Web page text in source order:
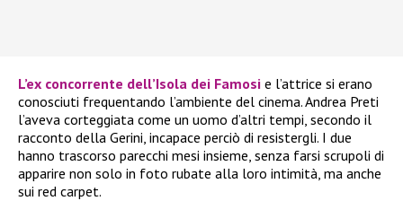
L’ex concorrente dell’Isola dei Famosi e l’attrice si erano
conosciuti frequentando l’ambiente del cinema. Andrea Preti
l’aveva corteggiata come un uomo d’altri tempi, secondo il
racconto della Gerini, incapace perciò di resistergli. I due
hanno trascorso parecchi mesi insieme, senza farsi scrupoli di
apparire non solo in foto rubate alla loro intimità, ma anche
sui red carpet.